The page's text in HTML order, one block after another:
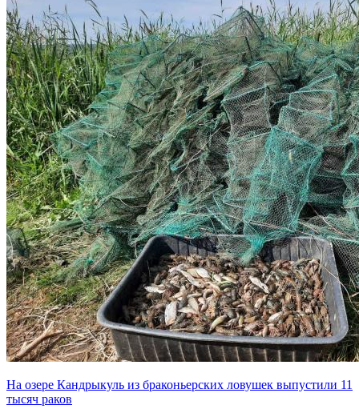
На озере Кандрыкуль из браконьерских ловушек выпустили 11
тысяч раков